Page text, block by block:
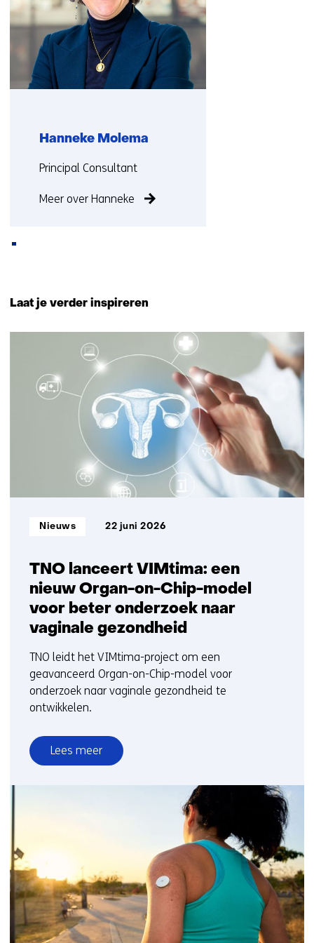
Hanneke Molema
Functie:
Principal Consultant
Meer over Hanneke
(Neem
contact
met
ons
op)
Laat je verder inspireren
resultaten,
getoond
1
t/m
TNO lanceert VIMtima: een
nieuw Organ-on-Chip-model
voor beter onderzoek naar
vaginale gezondheid
Informatietype:
Nieuws 22 juni 2026
TNO leidt het VIMtima-project om een
geavanceerd Organ-on-Chip-model voor
onderzoek naar vaginale gezondheid te
ontwikkelen.
Lees meer
over
Organ-
on-
Chip-
model
voor